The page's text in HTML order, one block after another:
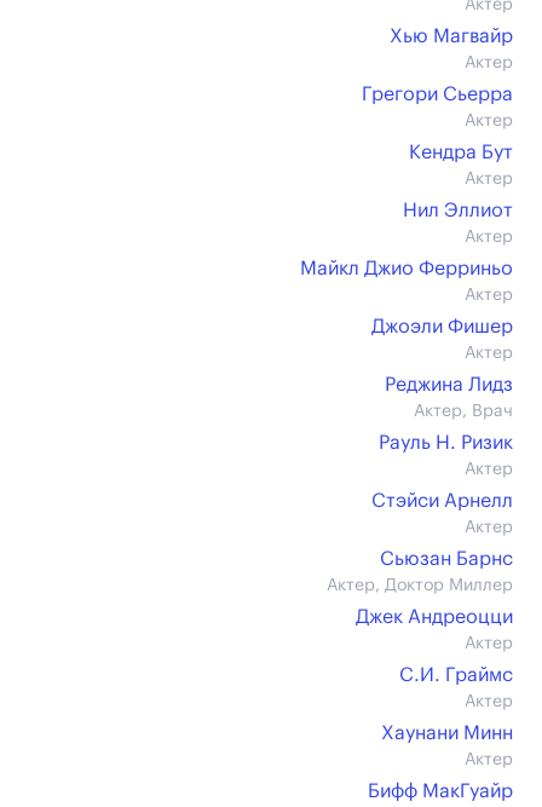
Актер
Хью Магвайр
Актер
Грегори Сьерра
Актер
Кендра Бут
Актер
Нил Эллиот
Актер
Майкл Джио Ферриньо
Актер
Джоэли Фишер
Актер
Реджина Лидз
Актер, Врач
Рауль Н. Ризик
Актер
Стэйси Арнелл
Актер
Сьюзан Барнс
Актер, Доктор Миллер
Джек Андреоцци
Актер
С.И. Граймс
Актер
Хаунани Минн
Актер
Бифф МакГуайр